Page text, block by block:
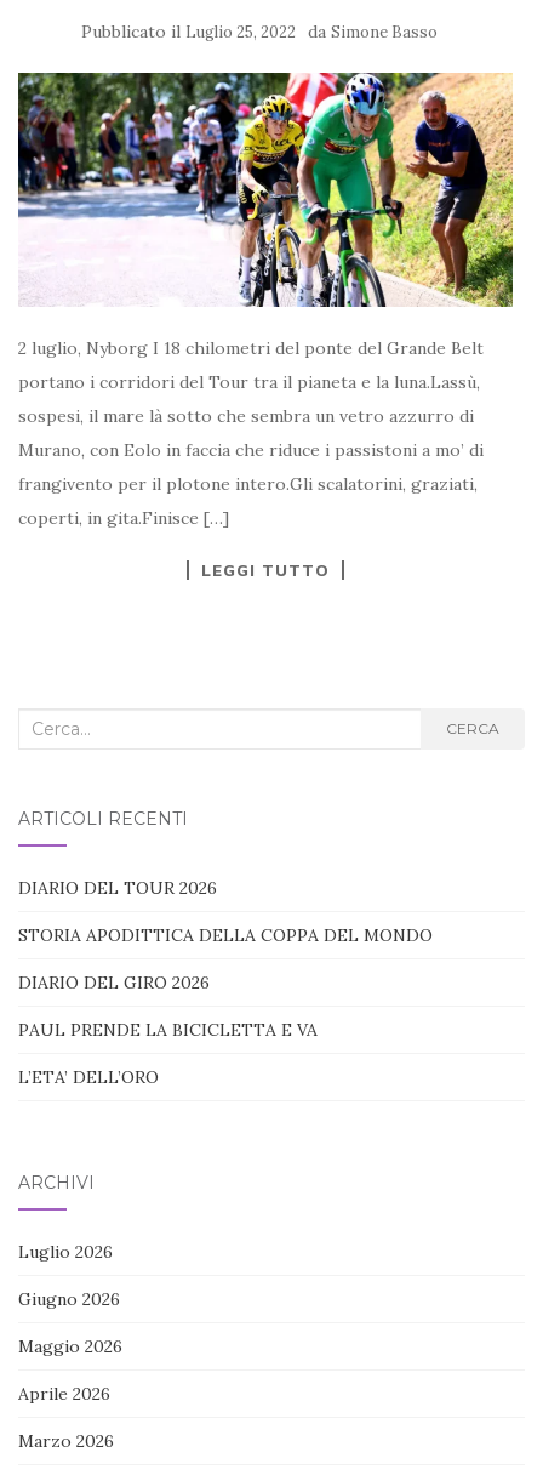
Pubblicato il Luglio 25, 2022 da Simone Basso
2 luglio, Nyborg I 18 chilometri del ponte del Grande Belt
portano i corridori del Tour tra il pianeta e la luna.Lassù,
sospesi, il mare là sotto che sembra un vetro azzurro di
Murano, con Eolo in faccia che riduce i passistoni a mo’ di
frangivento per il plotone intero.Gli scalatorini, graziati,
coperti, in gita.Finisce […]
LEGGI TUTTO
Cerca
CERCA
ARTICOLI RECENTI
DIARIO DEL TOUR 2026
STORIA APODITTICA DELLA COPPA DEL MONDO
DIARIO DEL GIRO 2026
PAUL PRENDE LA BICICLETTA E VA
L’ETA’ DELL’ORO
ARCHIVI
Luglio 2026
Giugno 2026
Maggio 2026
Aprile 2026
Marzo 2026